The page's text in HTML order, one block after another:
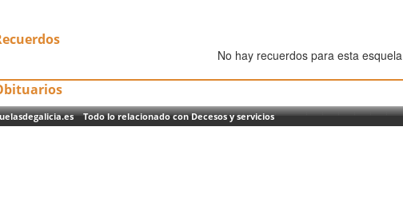
No hay recuerdos para esta esquela
Todo lo relacionado con Decesos y servicios